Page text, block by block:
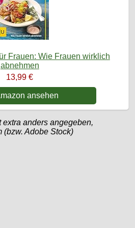
Frauen: Wie Frauen wirklich
abnehmen
13,99 €
ansehen
anders angegeben,
(bzw. Adobe Stock)